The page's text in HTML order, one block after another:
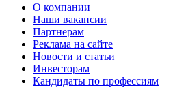
О компании
Наши вакансии
Партнерам
Реклама на сайте
Новости и статьи
Инвесторам
Кандидаты по профессиям